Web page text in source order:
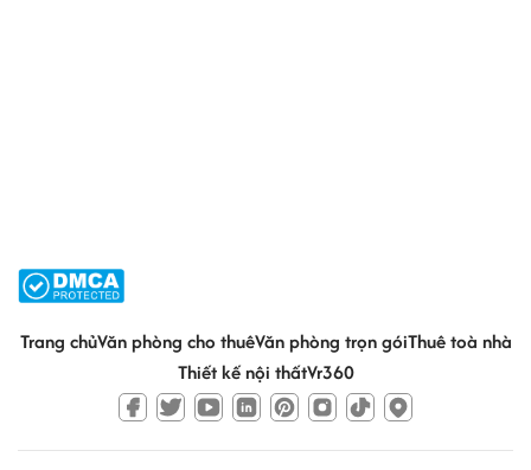
Trang chủVăn phòng cho thuêVăn phòng trọn góiThuê toà nhà
Thiết kế nội thấtVr360